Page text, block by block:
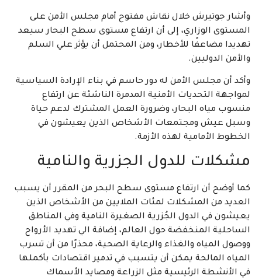
وأشار جوتيرش خلال نقاش مفتوح أمام مجلس الأمن على
المستوى الوزاري، إلى أن ارتفاع مستوى سطح البحار سيعد
تهديدا مضاعفًا للأخطار، ومن المحتمل أن يؤثر علي السلم
والأمن الدوليين.
وأكد أن مجلس الأمن له دور حاسم في بناء الإرادة السياسية
لمواجهة التحديات الأمنية المدمرة الناشئة عن ارتفاع
منسوب مياه البحار، وضرورة العمل المشترك لدعم حياة
وسبل عيش ومجتمعات الأشخاص الذين يعيشون في
الخطوط الأمامية لهذه الأزمة.
مشكلات للدول الجزرية والنامية
كما أوضح أن ارتفاع مستوى سطح البحر من المقرر أن يسبب
العديد من المشكلات لمئات الملايين من الأشخاص الذين
يعيشون في الدول الجُزرية الصغيرة النامية وفي المناطق
الساحلية المنخفضة حول العالم، إضافة الي تهديد الأرواح
ووصول المياه والغذاء والرعاية الصحية، محذرًا من أن تسرب
المياه المالحة يمكن أن يتسبب في تدمير اقتصادات بأكملها
في الأنشطة الرئيسية مثل الزراعة ومصايد الأسماك